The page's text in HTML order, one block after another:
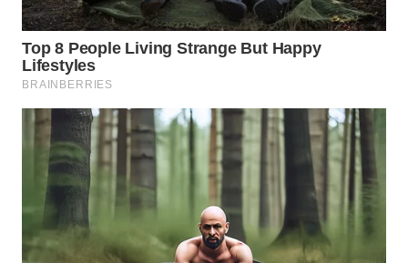
LIKUPANG
WN
LABUANBAJO
WN
BORNEO
Wahana
Media
Group